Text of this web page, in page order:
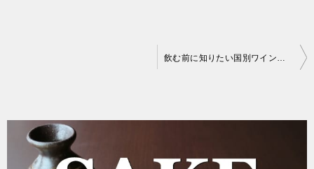
ビ
飲む前に知りたい国別ワインの特徴：オーストラリア編